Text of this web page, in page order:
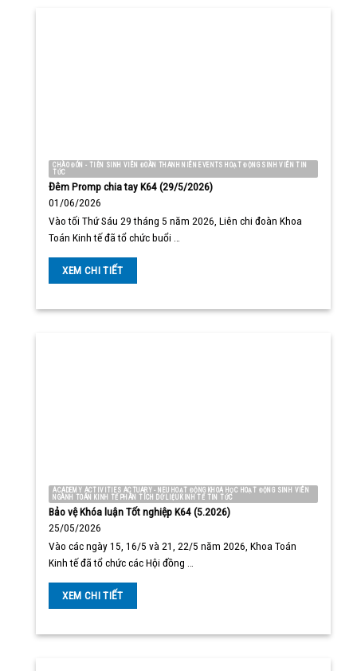
CHÀO ĐÓN - TIỄN SINH VIÊN ĐOÀN THANH NIÊN EVENTS HOẠT ĐỘNG SINH VIÊN TIN
TỨC
Đêm Promp chia tay K64 (29/5/2026)
01/06/2026
Vào tối Thứ Sáu 29 tháng 5 năm 2026, Liên chi đoàn Khoa
Toán Kinh tế đã tổ chức buổi …
XEM CHI TIẾT
ACADEMY ACTIVITIES ACTUARY - NEU HOẠT ĐỘNG KHOA HỌC HOẠT ĐỘNG SINH VIÊN
NGÀNH TOÁN KINH TẾ PHÂN TÍCH DỮ LIỆU KINH TẾ TIN TỨC
Bảo vệ Khóa luận Tốt nghiệp K64 (5.2026)
25/05/2026
Vào các ngày 15, 16/5 và 21, 22/5 năm 2026, Khoa Toán
Kinh tế đã tổ chức các Hội đồng …
XEM CHI TIẾT